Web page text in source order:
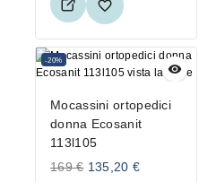
-20%
Mocassini ortopedici
donna Ecosanit
113l105
169€ 135,20 €